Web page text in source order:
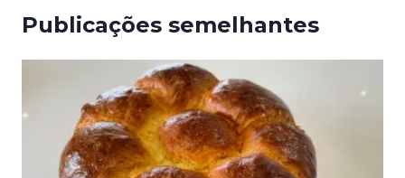
Publicações semelhantes